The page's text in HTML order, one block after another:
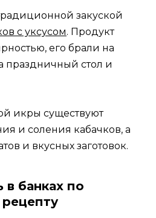
закуской
с уксусом. Продукт
его брали на
праздничный стол и
икры существуют
и соления кабачков, а
и вкусных заготовок.
в банках по